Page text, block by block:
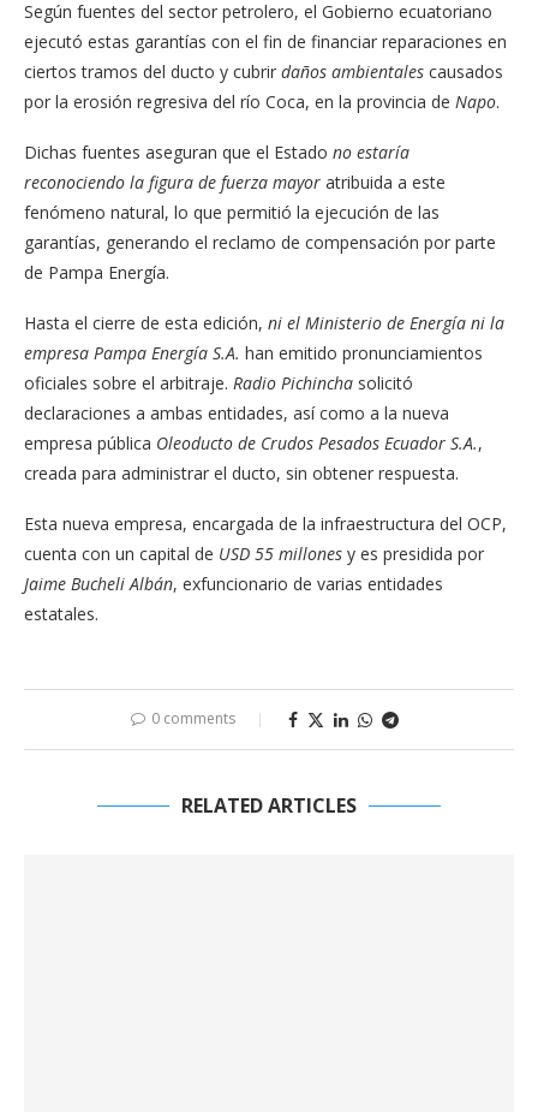
Según fuentes del sector petrolero, el Gobierno ecuatoriano
ejecutó estas garantías con el fin de financiar reparaciones en
ciertos tramos del ducto y cubrir daños ambientales causados
por la erosión regresiva del río Coca, en la provincia de Napo.
Dichas fuentes aseguran que el Estado no estaría
reconociendo la figura de fuerza mayor atribuida a este
fenómeno natural, lo que permitió la ejecución de las
garantías, generando el reclamo de compensación por parte
de Pampa Energía.
Hasta el cierre de esta edición, ni el Ministerio de Energía ni la
empresa Pampa Energía S.A. han emitido pronunciamientos
oficiales sobre el arbitraje. Radio Pichincha solicitó
declaraciones a ambas entidades, así como a la nueva
empresa pública Oleoducto de Crudos Pesados Ecuador S.A.,
creada para administrar el ducto, sin obtener respuesta.
Esta nueva empresa, encargada de la infraestructura del OCP,
cuenta con un capital de USD 55 millones y es presidida por
Jaime Bucheli Albán, exfuncionario de varias entidades
estatales.
0 comments
RELATED ARTICLES